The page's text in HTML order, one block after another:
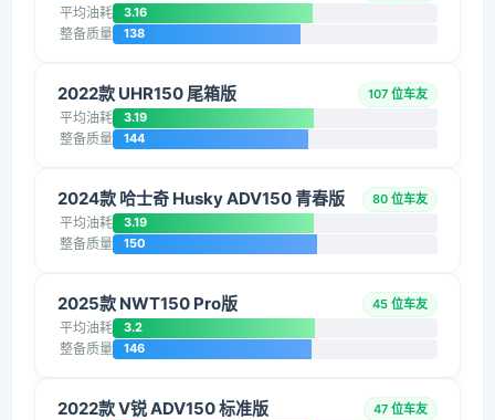
平均油耗 3.16
整备质量 138
2022款 UHR150 尾箱版 107 位车友
平均油耗 3.19
整备质量 144
2024款 哈士奇 Husky ADV150 青春版 80 位车友
平均油耗 3.19
整备质量 150
2025款 NWT150 Pro版 45 位车友
平均油耗 3.2
整备质量 146
2022款 V锐 ADV150 标准版 47 位车友